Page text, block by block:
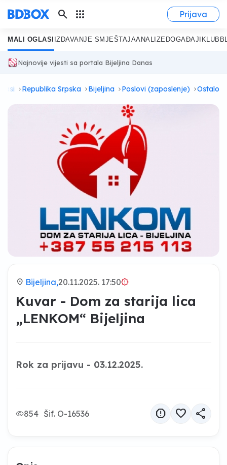
search apps Prijava
MALI OGLASI IZDAVANJE SMJEŠTAJAANALIZE DOGAĐAJI KLUB
Najnovije vijesti sa portala Bijeljina Danas
Republika Srpska Bijeljina Poslovi (zaposlenje) Ostalo
location_on Bijeljina,20.11.2025. 17:50brightness_alert
Kuvar - Dom za starija lica
„LENKOM“ Bijeljina
Rok za prijavu - 03.12.2025.
854 Šif. O-16536 report favorite share